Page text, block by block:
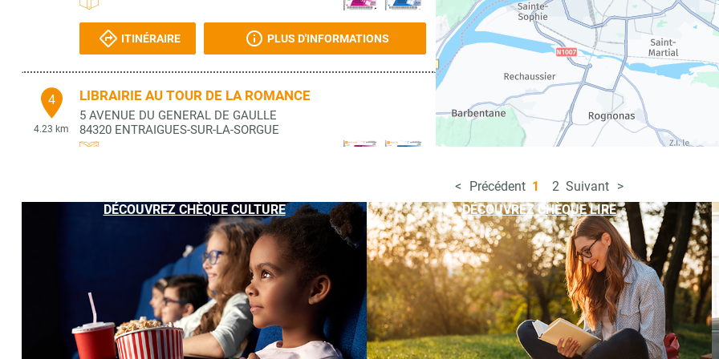
ITINÉRAIRE PLUS D'INFORMATIONS
4
4.23 km
LIBRAIRIE AU TOUR DE LA ROMANCE
5 AVENUE DU GENERAL DE GAULLE
84320 ENTRAIGUES-SUR-LA-SORGUE
LIBRAIRIE BUIS PAPETERIE PRESSE
1 AV DELATTRE TAISSIGNY
LE PONTET
ITINÉRAIRE PLUS D'INFORMATIONS
Précédent 1 2 Suivant
DÉCOUVREZ CHÈQUE CULTURE
DÉCOUVREZ CHÈQUE LIRE